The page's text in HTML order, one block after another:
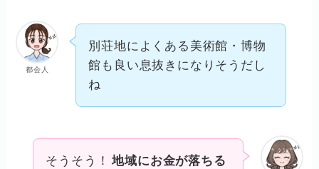
都会人
別荘地によくある美術館・博物
館も良い息抜きになりそうだし
ね
そうそう！
地域にお金が落ちる